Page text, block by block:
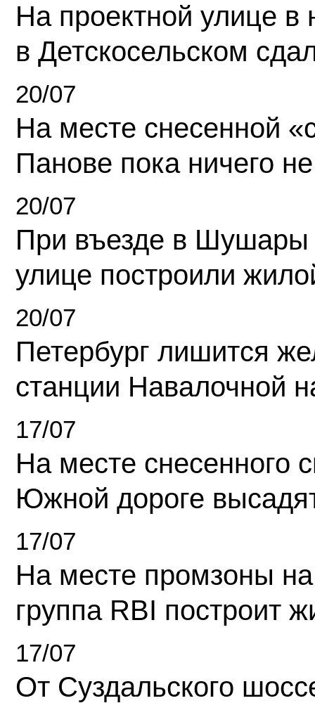
На проектной улице
в Детскосельском
20/07
На месте снесенной
Панове пока ничего
20/07
При въезде в Шушары
улице построили
20/07
Петербург лишится
станции Навалочной
17/07
На месте снесенного
Южной дороге
17/07
На месте промзоны
группа RBI построит
17/07
От Суздальского